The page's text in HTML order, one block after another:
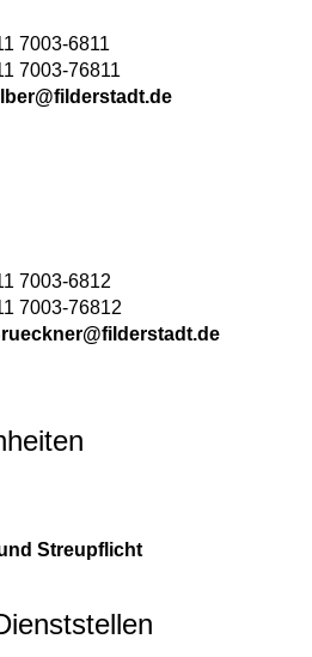
7003-6811
7003-76811
7003-6812
7003-76812
Streupflicht